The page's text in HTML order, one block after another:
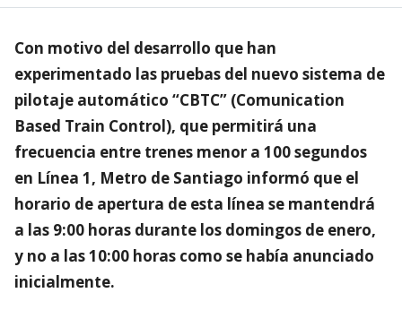
Con motivo del desarrollo que han
experimentado las pruebas del nuevo sistema de
pilotaje automático “CBTC” (Comunication
Based Train Control), que permitirá una
frecuencia entre trenes menor a 100 segundos
en Línea 1, Metro de Santiago informó que el
horario de apertura de esta línea se mantendrá
a las 9:00 horas durante los domingos de enero,
y no a las 10:00 horas como se había anunciado
inicialmente.